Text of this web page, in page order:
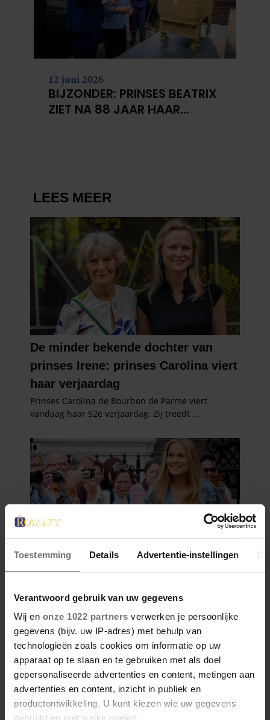
Toestemming Details Advertentie-instellingen
Verantwoord gebruik van uw gegevens
Wij en onze 1022 partners verwerken je persoonlijke
gegevens (bijv. uw IP-adres) met behulp van
technologieën zoals cookies om informatie op uw
apparaat op te slaan en te gebruiken met als doel
gepersonaliseerde advertenties en content, metingen aan
advertenties en content, inzicht in publiek en
productontwikkeling. U kunt kiezen wie uw gegevens
gebruikt en met welke doelen.
12 juni 2026
BIJZONDER: PRINSES BEATRIX
ZIET NA 88 JAAR HAAR